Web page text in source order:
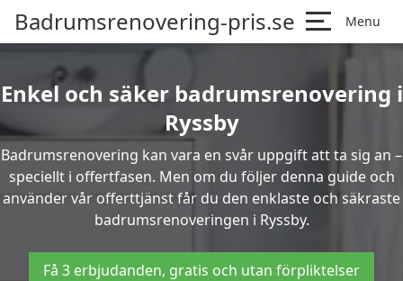
Badrumsrenovering-pris.se Menu
Enkel och säker badrumsrenovering i
Ryssby
Badrumsrenovering kan vara en svår uppgift att ta sig an –
speciellt i offertfasen. Men om du följer denna guide och
använder vår offerttjänst får du den enklaste och säkraste
badrumsrenoveringen i Ryssby.
Få 3 erbjudanden, gratis och utan förpliktelser